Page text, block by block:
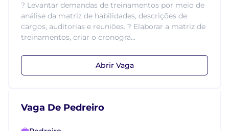
? Levantar demandas de treinamentos por meio de
análise da matriz de habilidades, descrições de
cargos, auditorias e reuniões. ? Elaborar a matriz de
treinamentos, criar o cronogra...
Abrir Vaga
Vaga De Pedreiro